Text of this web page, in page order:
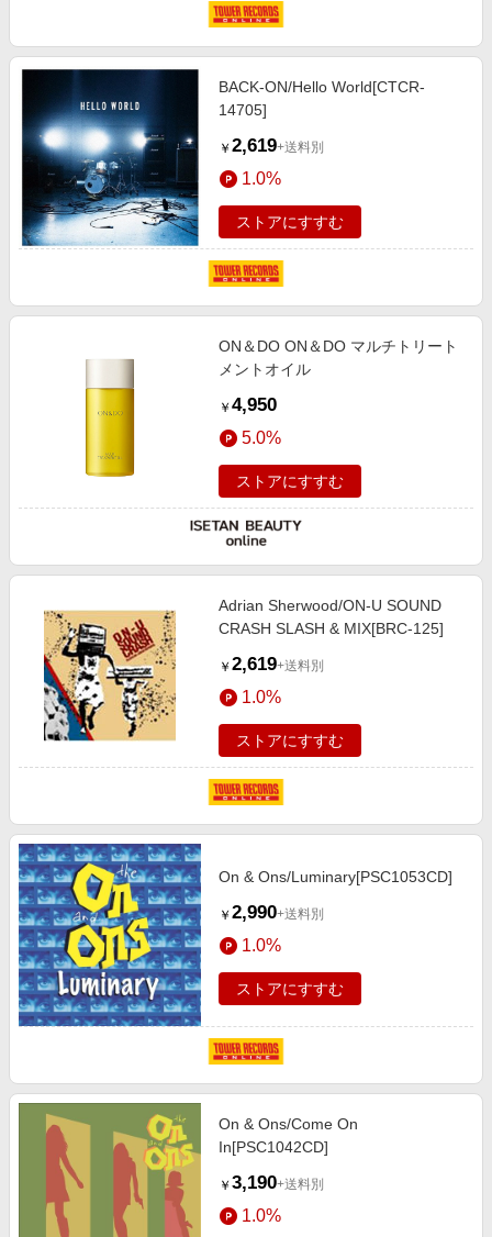
BACK-ON/Hello World[CTCR-
14705]
￥ 2,619+送料別
1.0%
ストアにすすむ
ON＆DO ON＆DO マルチトリート
メントオイル
￥ 4,950
5.0%
ストアにすすむ
Adrian Sherwood/ON-U SOUND
CRASH SLASH & MIX[BRC-125]
￥ 2,619+送料別
1.0%
ストアにすすむ
On & Ons/Luminary[PSC1053CD]
￥ 2,990+送料別
1.0%
ストアにすすむ
On & Ons/Come On
In[PSC1042CD]
￥ 3,190+送料別
1.0%